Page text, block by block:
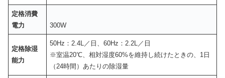
定格消費
電力
300W
定格除湿
能力
50Hz：2.4L／日、60Hz：2.2L／日
※室温20℃、相対湿度60%を維持し続けたときの、1日
（24時間）あたりの除湿量